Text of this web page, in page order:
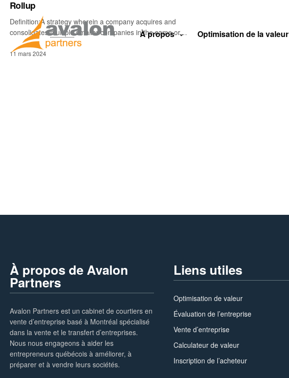
À propos Optimisation de la valeur
Rollup
Definition:A strategy wherein a company acquires and
consolidatesmultiplesmaller companies in the same or…
11 mars 2024
À propos de Avalon
Partners
Avalon Partners est un cabinet de courtiers en
vente d’entreprise basé à Montréal spécialisé
dans la vente et le transfert d’entreprises.
Nous nous engageons à aider les
entrepreneurs québécois à améliorer, à
préparer et à vendre leurs sociétés.
Liens utiles
Optimisation de valeur
Évaluation de l’entreprise
Vente d’entreprise
Calculateur de valeur
Inscription de l’acheteur